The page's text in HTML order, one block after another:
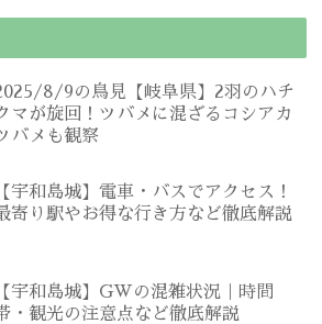
8/9の鳥見【岐阜県】2羽のハチ
マが旋回！ツバメに混ざるコシアカ
バメも観察
【宇和島城】電車・バスでアクセス！
寄り駅やお得な行き方など徹底解説
【宇和島城】GWの混雑状況｜時間
・観光の注意点など徹底解説